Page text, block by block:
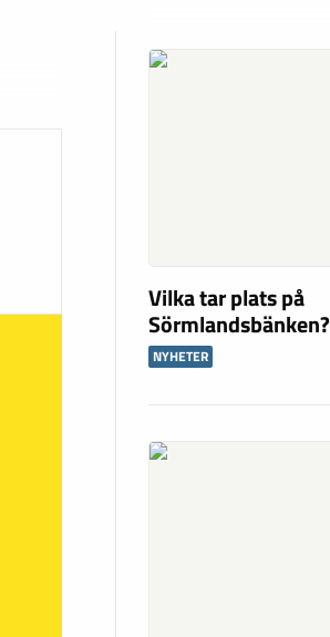
Vilka tar plats på
Sörmlandsbänken?
NYHETER